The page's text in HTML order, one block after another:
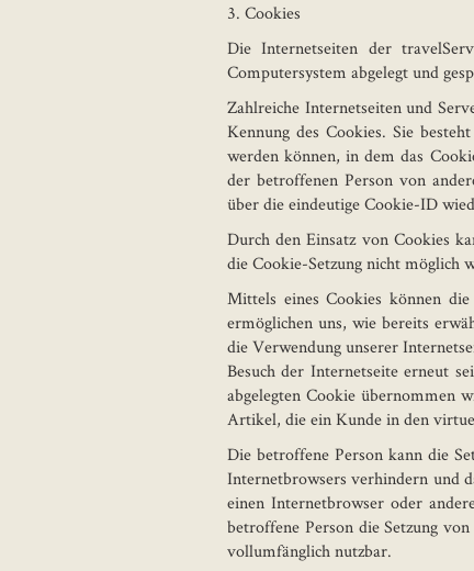
3. Cookies
Die Internetseiten der
Computersystem abgelegt und
Zahlreiche Internetseiten und
Kennung des Cookies. Sie
werden können, in dem das
der betroffenen Person von
über die eindeutige Cookie-ID
Durch den Einsatz von Cookies
die Cookie-Setzung nicht möglich
Mittels eines Cookies können
ermöglichen uns, wie bereits
die Verwendung unserer
Besuch der Internetseite erneut
abgelegten Cookie übernommen
Artikel, die ein Kunde in den
Die betroffene Person kann die
Internetbrowsers verhindern und
einen Internetbrowser oder
betroffene Person die Setzung
vollumfänglich nutzbar.